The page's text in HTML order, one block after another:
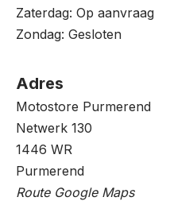
Zaterdag: Op aanvraag
Zondag: Gesloten
Adres
Motostore Purmerend
Netwerk 130
1446 WR
Purmerend
Route Google Maps